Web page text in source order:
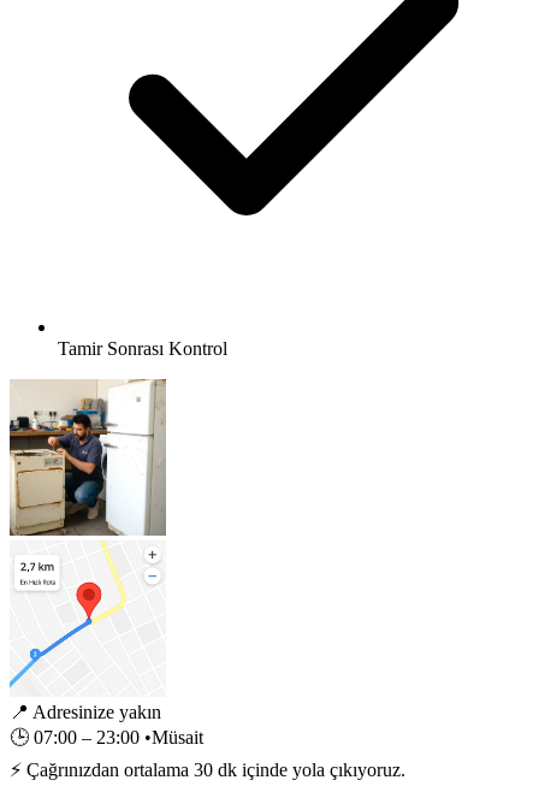
Tamir Sonrası Kontrol
📍 Adresinize yakın
🕒 07:00 – 23:00 •Müsait
⚡ Çağrınızdan ortalama 30 dk içinde yola çıkıyoruz.